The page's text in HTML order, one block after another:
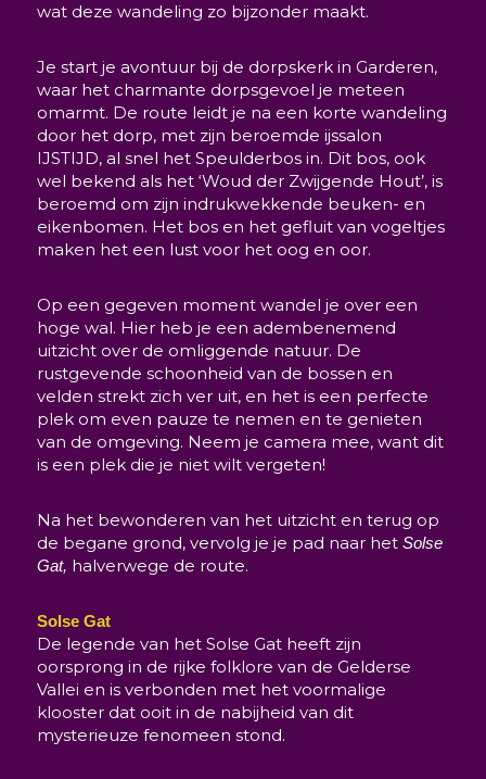
wat deze wandeling zo bijzonder maakt.
Je start je avontuur bij de dorpskerk in Garderen,
waar het charmante dorpsgevoel je meteen
omarmt. De route leidt je na een korte wandeling
door het dorp, met zijn beroemde ijssalon
IJSTIJD, al snel het Speulderbos in. Dit bos, ook
wel bekend als het ‘Woud der Zwijgende Hout’, is
beroemd om zijn indrukwekkende beuken- en
eikenbomen. Het bos en het gefluit van vogeltjes
maken het een lust voor het oog en oor.
Op een gegeven moment wandel je over een
hoge wal. Hier heb je een adembenemend
uitzicht over de omliggende natuur. De
rustgevende schoonheid van de bossen en
velden strekt zich ver uit, en het is een perfecte
plek om even pauze te nemen en te genieten
van de omgeving. Neem je camera mee, want dit
is een plek die je niet wilt vergeten!
Na het bewonderen van het uitzicht en terug op
de begane grond, vervolg je je pad naar het Solse
Gat, halverwege de route.
Solse Gat
De legende van het Solse Gat heeft zijn
oorsprong in de rijke folklore van de Gelderse
Vallei en is verbonden met het voormalige
klooster dat ooit in de nabijheid van dit
mysterieuze fenomeen stond.